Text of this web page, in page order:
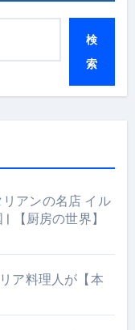
検
索
リアンの名店 イル
【厨房の世界】
ア料理人が【本